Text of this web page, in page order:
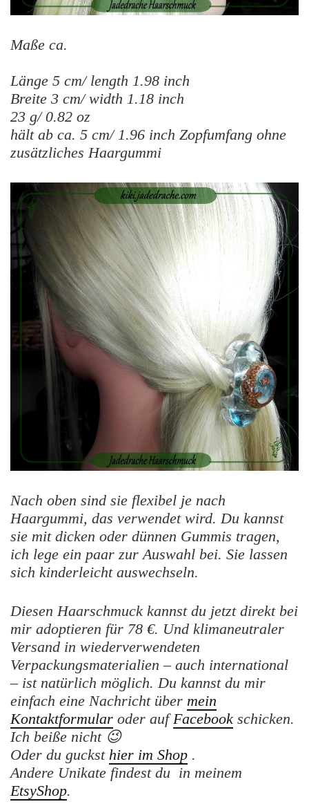
Maße ca.
Länge 5 cm/ length 1.98 inch
Breite 3 cm/ width 1.18 inch
23 g/ 0.82 oz
hält ab ca. 5 cm/ 1.96 inch Zopfumfang ohne
zusätzliches Haargummi
Nach oben sind sie flexibel je nach
Haargummi, das verwendet wird. Du kannst
sie mit dicken oder dünnen Gummis tragen,
ich lege ein paar zur Auswahl bei. Sie lassen
sich kinderleicht auswechseln.
Diesen Haarschmuck kannst du jetzt direkt bei
mir adoptieren für 78 €. Und klimaneutraler
Versand in wiederverwendeten
Verpackungsmaterialien – auch international
– ist natürlich möglich. Du kannst du mir
einfach eine Nachricht über mein
Kontaktformular oder aufFacebook schicken.
Ich beiße nicht 😉
Oder du guckst hier im Shop .
Andere Unikate findest du in meinem
EtsyShop.